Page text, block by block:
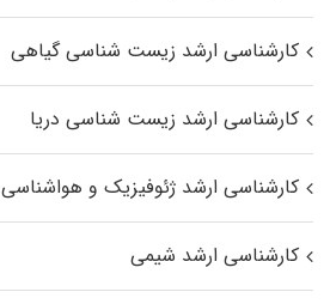
کارشناسی ارشد زیست‌ شناسی گیاهی
کارشناسی ارشد زیست‌ شناسی دریا
کارشناسی ارشد ژئوفیزیک و هواشناسی
کارشناسی ارشد شیمی